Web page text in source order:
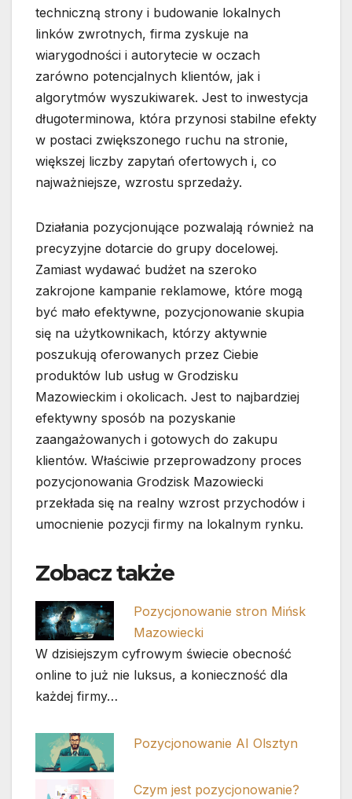
techniczną strony i budowanie lokalnych
linków zwrotnych, firma zyskuje na
wiarygodności i autorytecie w oczach
zarówno potencjalnych klientów, jak i
algorytmów wyszukiwarek. Jest to inwestycja
długoterminowa, która przynosi stabilne efekty
w postaci zwiększonego ruchu na stronie,
większej liczby zapytań ofertowych i, co
najważniejsze, wzrostu sprzedaży.
Działania pozycjonujące pozwalają również na
precyzyjne dotarcie do grupy docelowej.
Zamiast wydawać budżet na szeroko
zakrojone kampanie reklamowe, które mogą
być mało efektywne, pozycjonowanie skupia
się na użytkownikach, którzy aktywnie
poszukują oferowanych przez Ciebie
produktów lub usług w Grodzisku
Mazowieckim i okolicach. Jest to najbardziej
efektywny sposób na pozyskanie
zaangażowanych i gotowych do zakupu
klientów. Właściwie przeprowadzony proces
pozycjonowania Grodzisk Mazowiecki
przekłada się na realny wzrost przychodów i
umocnienie pozycji firmy na lokalnym rynku.
Zobacz także
Pozycjonowanie stron Mińsk
Mazowiecki
W dzisiejszym cyfrowym świecie obecność
online to już nie luksus, a konieczność dla
każdej firmy…
Pozycjonowanie AI Olsztyn
Czym jest pozycjonowanie?